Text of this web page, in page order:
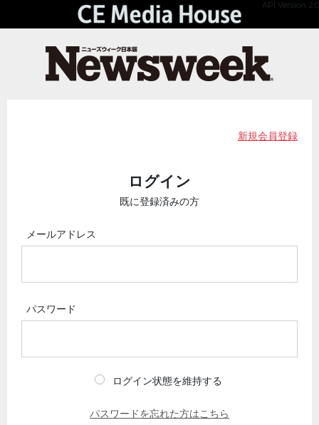
API Version 2.0
新規会員登録
ログイン
既に登録済みの方
メールアドレス
パスワード
ログイン状態を維持する
パスワードを忘れた方はこちら